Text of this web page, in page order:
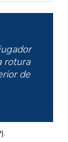
rotura
de